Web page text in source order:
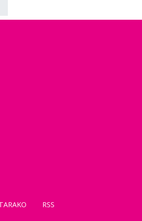
RSS